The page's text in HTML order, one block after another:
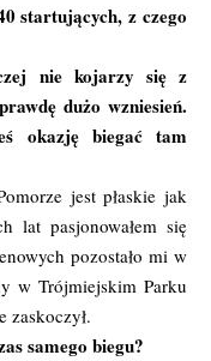
startujących, z czego
nie kojarzy się z
dużo wzniesień.
okazję biegać tam
jest płaskie jak
lat pasjonowałem się
pozostało mi w
w Trójmiejskim Parku
zaskoczył.
samego biegu?